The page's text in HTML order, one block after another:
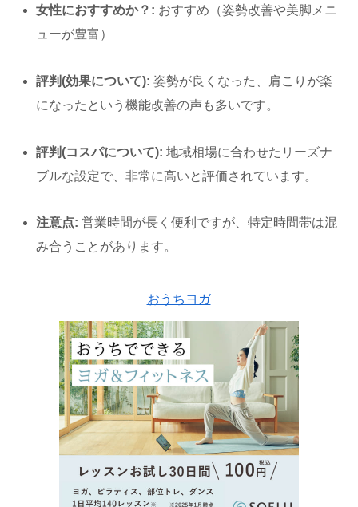
女性におすすめか？: おすすめ（姿勢改善や美脚メニ
ューが豊富）
評判(効果について): 姿勢が良くなった、肩こりが楽
になったという機能改善の声も多いです。
評判(コスパについて): 地域相場に合わせたリーズナ
ブルな設定で、非常に高いと評価されています。
注意点: 営業時間が長く便利ですが、特定時間帯は混
み合うことがあります。
おうちヨガ